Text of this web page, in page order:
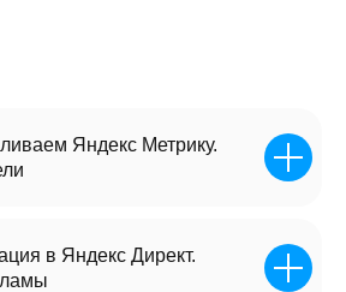
Яндекс Метрику.
в Яндекс Директ.
любой
Не нужно уметь
писать код или
верстать